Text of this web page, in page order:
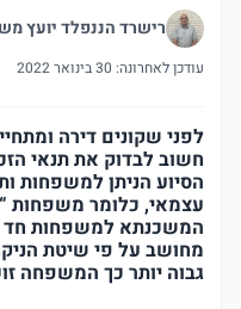
רישרד הננפלד יועץ
עודכן לאחרונה: 30 בינואר 2022
לפני שקונים דירה
חשוב לבדוק את תנאי
הסיוע הניתן למשפחות
עצמאי, כלומר משפחות
המשכנתא למשפחות חד
מחושב על פי שיטת
גבוה יותר כך המשפחה